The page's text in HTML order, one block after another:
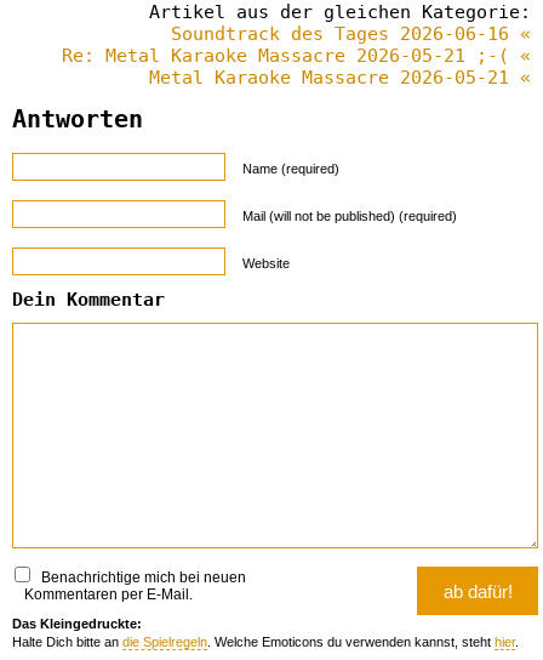
Artikel aus der gleichen Kategorie:
Soundtrack des Tages 2026-06-16 «
Re: Metal Karaoke Massacre 2026-05-21 ;-( «
Metal Karaoke Massacre 2026-05-21 «
Antworten
Name (required)
Mail (will not be published) (required)
Website
Dein Kommentar
Benachrichtige mich bei neuen
Kommentaren per E-Mail.
Das Kleingedruckte:
Halte Dich bitte an die Spielregeln . Welche Emoticons du verwenden kannst, steht hier.